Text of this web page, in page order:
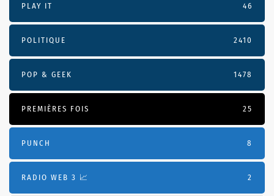
PLAY IT 46
POLITIQUE 2410
POP & GEEK 1478
PREMIÈRES FOIS 25
PUNCH 8
RADIO WEB 3 📈 2